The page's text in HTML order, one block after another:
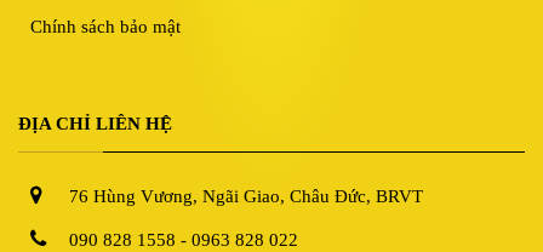
Chính sách bảo mật
ĐỊA CHỈ LIÊN HỆ
76 Hùng Vương, Ngãi Giao, Châu Đức, BRVT
090 828 1558 - 0963 828 022